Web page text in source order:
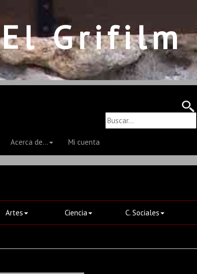
El Grifilm
Acerca de... Mi cuenta
Artes Ciencia C. Sociales